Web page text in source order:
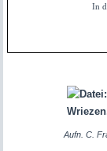
In
Aufn. C.